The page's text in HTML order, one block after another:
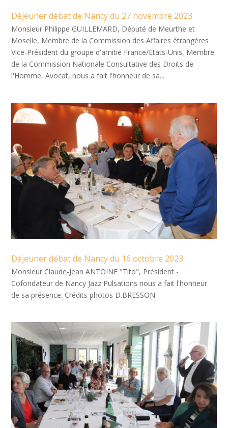
Déjeuner débat de Nancy du 27 novembre 2023
Monsieur Philippe GUILLEMARD, Député de Meurthe et
Moselle, Membre de la Commission des Affaires étrangères
Vice-Président du groupe d'amitié France/Etats-Unis, Membre
de la Commission Nationale Consultative des Droits de
l'Homme, Avocat, nous a fait l'honneur de sa...
Déjeuner débat de Nancy du 16 octobre 2023
Monsieur Claude-Jean ANTOINE "Tito", Président -
Cofondateur de Nancy Jazz Pulsations nous a fait l'honneur
de sa présence. Crédits photos D.BRESSON